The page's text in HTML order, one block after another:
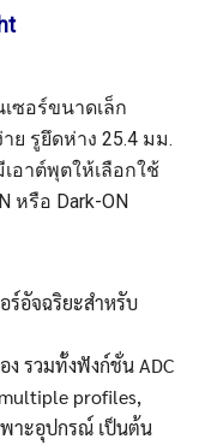
ซอร์ขนาดเล็ก
ย รูยึดห่าง 25.4 มม.
อาต์พุตให้เลือกใช้
หรือ Dark-ON
ร์อัจฉริยะสำหรับ
ง รวมทั้งฟังก์ชั่น ADC
profiles,
พาะอุปกรณ์ เป็นต้น